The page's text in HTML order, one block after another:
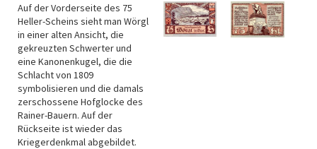
Auf der Vorderseite des 75
Heller-Scheins sieht man Wörgl
in einer alten Ansicht, die
gekreuzten Schwerter und
eine Kanonenkugel, die die
Schlacht von 1809
symbolisieren und die damals
zerschossene Hofglocke des
Rainer-Bauern. Auf der
Rückseite ist wieder das
Kriegerdenkmal abgebildet.